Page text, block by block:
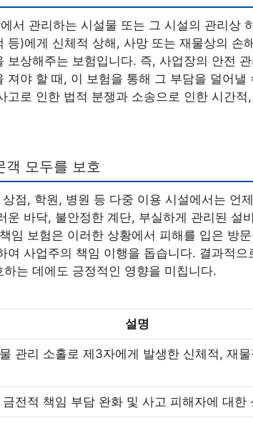
서 관리하는 시설물 또는 그 시설의 관리상
등)에게 신체적 상해, 사망 또는 재물상의 손
보상해주는 보험입니다. 즉, 사업장의 안전
져야 할 때, 이 보험을 통해 그 부담을 덜어낼
고로 인한 법적 분쟁과 소송으로 인한 시간적
객 모두를 보호
점, 학원, 병원 등 다중 이용 시설에서는 언
운 바닥, 불안정한 계단, 부실하게 관리된 설
임 보험은 이러한 상황에서 피해를 입은 방
여 사업주의 책임 이행을 돕습니다. 결과적으
는 데에도 긍정적인 영향을 미칩니다.
설명
관리 소홀로 제3자에게 발생한 신체적, 재
전적 책임 부담 완화 및 사고 피해자에 대한